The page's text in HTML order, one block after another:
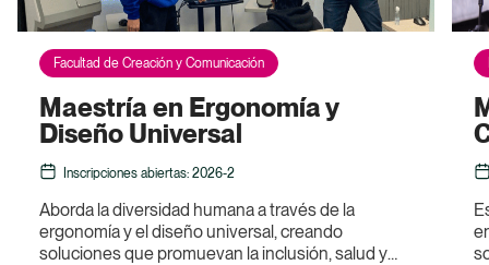
Facultad de Creación y Comunicación
Maestría en Ergonomía y
Diseño Universal
Inscripciones abiertas: 2026-2
Aborda la diversidad humana a través de la
ergonomía y el diseño universal, creando
soluciones que promuevan la inclusión, salud y